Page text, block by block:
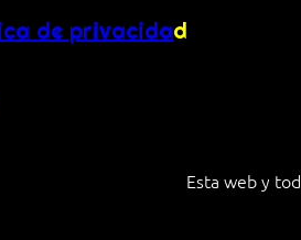
de privacidad
Esta web y